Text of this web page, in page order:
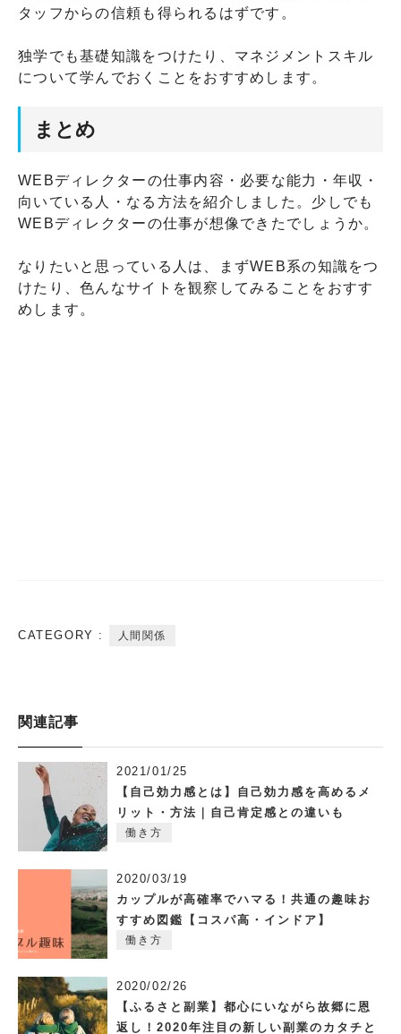
タッフからの信頼も得られるはずです。
独学でも基礎知識をつけたり、マネジメントスキル
について学んでおくことをおすすめします。
まとめ
WEBディレクターの仕事内容・必要な能力・年収・
向いている人・なる方法を紹介しました。少しでも
WEBディレクターの仕事が想像できたでしょうか。
なりたいと思っている人は、まずWEB系の知識をつ
けたり、色んなサイトを観察してみることをおすす
めします。
CATEGORY : 人間関係
関連記事
2021/01/25
【自己効力感とは】自己効力感を高めるメ
リット・方法｜自己肯定感との違いも
働き方
2020/03/19
カップルが高確率でハマる！共通の趣味お
すすめ図鑑【コスパ高・インドア】
働き方
2020/02/26
【ふるさと副業】都心にいながら故郷に恩
返し！2020年注目の新しい副業のカタチと